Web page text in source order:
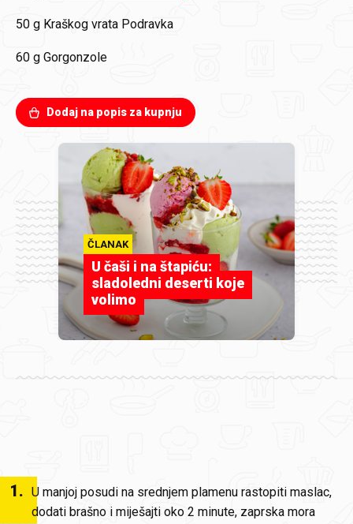
50 g Kraškog vrata Podravka
60 g Gorgonzole
Dodaj na popis za kupnju
ČLANAK
U čaši i na štapiću:
sladoledni deserti koje
volimo
1. U manjoj posudi na srednjem plamenu rastopiti maslac,
dodati brašno i miješajti oko 2 minute, zaprska mora